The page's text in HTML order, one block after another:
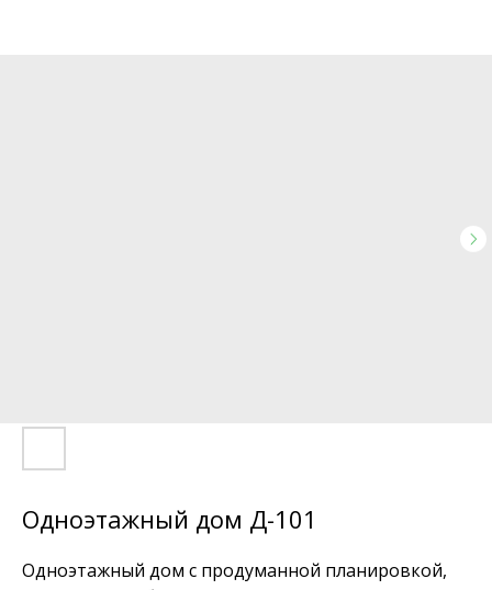
Одноэтажный дом Д-101
Одноэтажный дом с продуманной планировкой,